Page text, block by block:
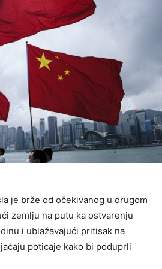
je brže od očekivanog u drugom
zemlju na putu ka ostvarenju
i ublažavajući pritisak na
poticaje kako bi poduprli